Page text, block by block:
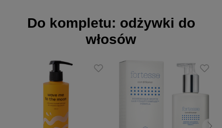
Działanie:
absorbuje nadmiar sebum
chroni przed puszeniem i elektryzowaniem
Do kompletu: odżywki do
włosów